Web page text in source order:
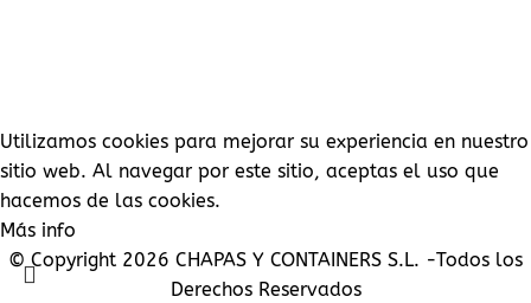
Utilizamos cookies para mejorar su experiencia en nuestro
sitio web. Al navegar por este sitio, aceptas el uso que
hacemos de las cookies.
Más info
© Copyright 2026 CHAPAS Y CONTAINERS S.L. -Todos los
Derechos Reservados